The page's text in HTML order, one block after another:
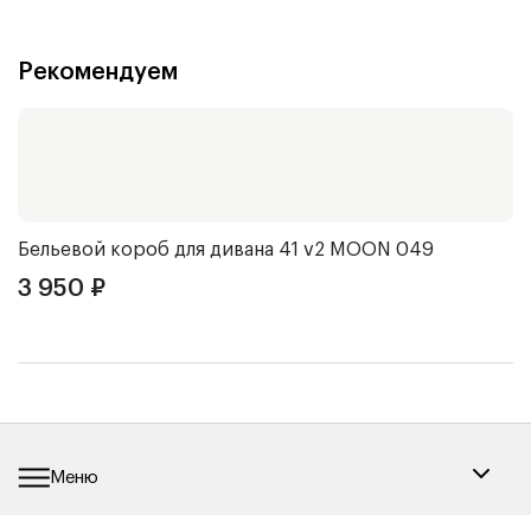
Рекомендуем
Бельевой короб для дивана 41 v2 MOON 049
3 950 ₽
Меню